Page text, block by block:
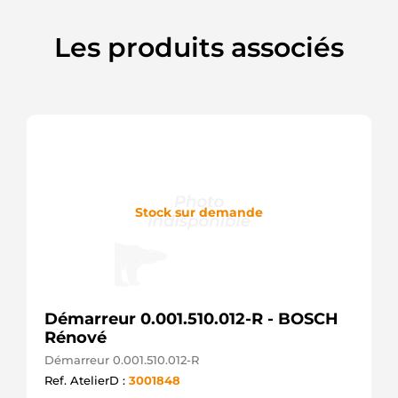
M809215
John
Les produits associés
Stock sur demande
Démarreur 0.001.510.012-R - BOSCH
Rénové
Démarreur 0.001.510.012-R
Ref. AtelierD : 3001848